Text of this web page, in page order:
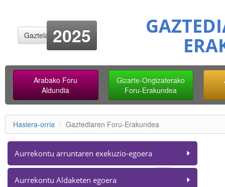
Gaztelania2025
Arabako Foru
Aldundia
Gizarte-Ongizaterako
Foru-Erakundea
Hasiera-orria Gaztediaren Foru-Erakundea
Aurrekontu arruntaren exekuzio-egoera
Aurrekontu Aldaketen egoera